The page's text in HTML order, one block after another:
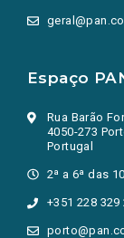
Espaço
Rua Barão
4050-273
Portugal
2ª a 6ª das
+351 228 329